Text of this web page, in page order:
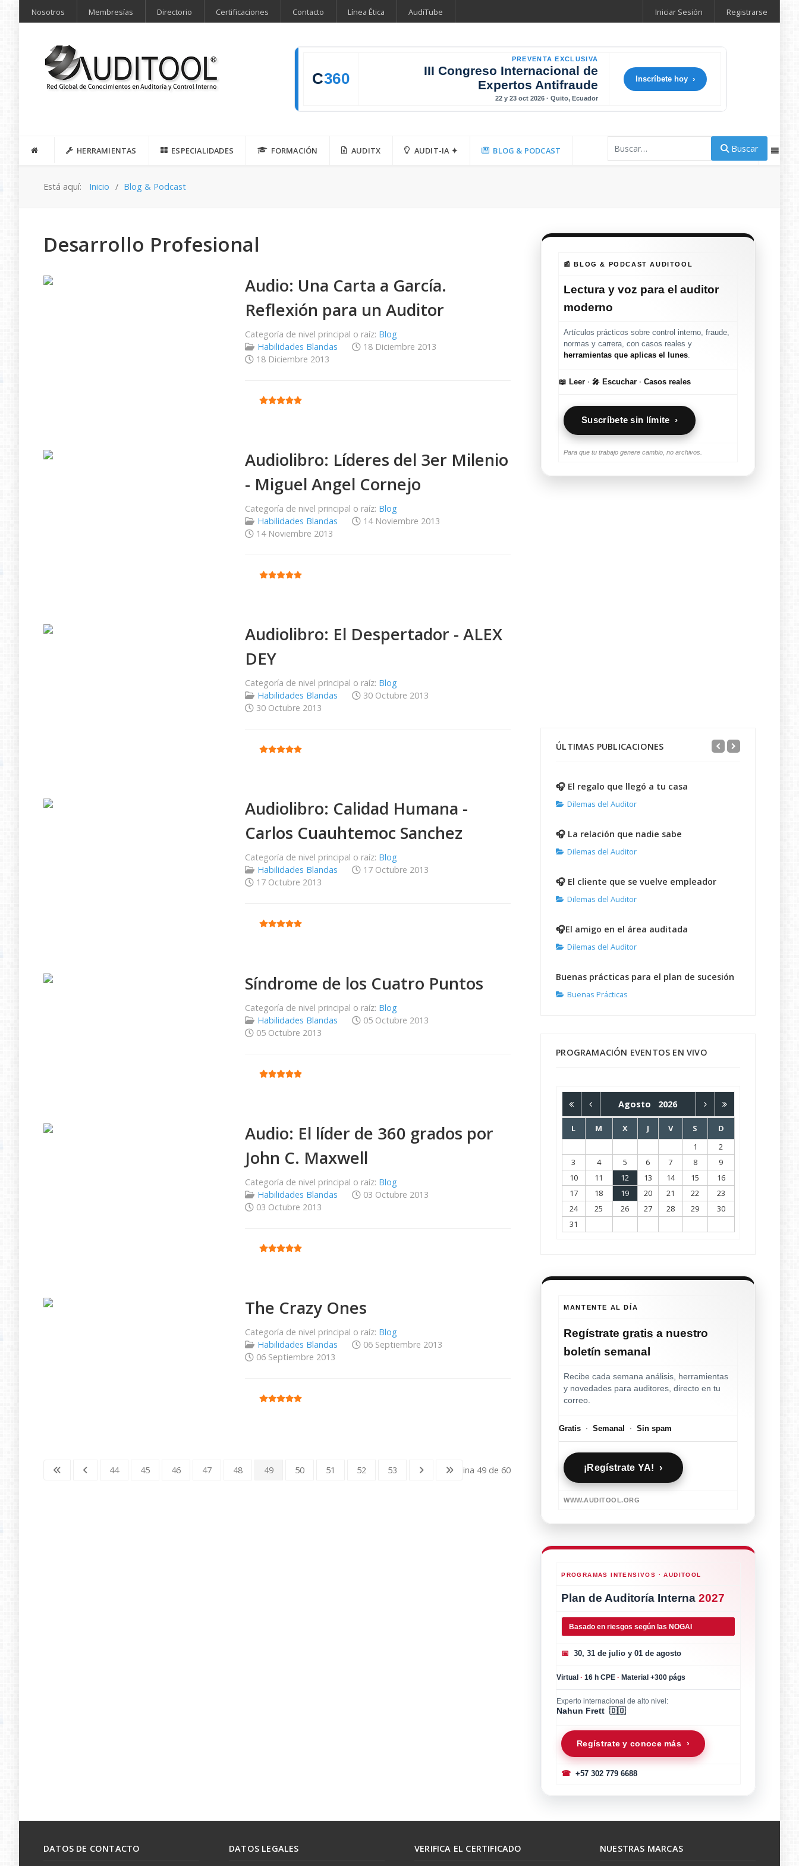
Nosotros Membresías Directorio Certificaciones Contacto Línea Ética AudiTube Iniciar Sesión Registrarse
C360
PREVENTA EXCLUSIVA
III Congreso Internacional de
Expertos Antifraude
22 y 23 oct 2026 · Quito, Ecuador
Inscríbete hoy ›
HERRAMIENTAS ESPECIALIDADES FORMACIÓN AUDITX AUDIT-IA ✦ BLOG & PODCAST Buscar
Está aquí: Inicio Blog & Podcast
Desarrollo Profesional
Audio: Una Carta a García.
Reflexión para un Auditor
Categoría de nivel principal o raíz: Blog
Habilidades Blandas
18 Diciembre 2013
18 Diciembre 2013
Audiolibro: Líderes del 3er Milenio
- Miguel Angel Cornejo
Categoría de nivel principal o raíz: Blog
Habilidades Blandas
14 Noviembre 2013
14 Noviembre 2013
Audiolibro: El Despertador - ALEX
DEY
Categoría de nivel principal o raíz: Blog
Habilidades Blandas
30 Octubre 2013
30 Octubre 2013
Audiolibro: Calidad Humana -
Carlos Cuauhtemoc Sanchez
Categoría de nivel principal o raíz: Blog
Habilidades Blandas
17 Octubre 2013
17 Octubre 2013
Síndrome de los Cuatro Puntos
Categoría de nivel principal o raíz: Blog
Habilidades Blandas
05 Octubre 2013
05 Octubre 2013
Audio: El líder de 360 grados por
John C. Maxwell
Categoría de nivel principal o raíz: Blog
Habilidades Blandas
03 Octubre 2013
03 Octubre 2013
The Crazy Ones
Categoría de nivel principal o raíz: Blog
Habilidades Blandas
06 Septiembre 2013
06 Septiembre 2013
Página 49 de 60
44 45 46 47 48 49 50 51 52 53
📰 BLOG & PODCAST AUDITOOL
Lectura y voz para el auditor
moderno
Artículos prácticos sobre control interno, fraude,
normas y carrera, con casos reales y
herramientas que aplicas el lunes
📖 Leer · 🎤 Escuchar · Casos reales
Suscríbete sin límite ›
Para que tu trabajo genere cambio, no archivos.
ÚLTIMAS PUBLICACIONES
🎧 El regalo que llegó a tu casa
Dilemas del Auditor
🎧 La relación que nadie sabe
Dilemas del Auditor
🎧 El cliente que se vuelve empleador
Dilemas del Auditor
🎧El amigo en el área auditada
Dilemas del Auditor
Buenas prácticas para el plan de sucesión
Buenas Prácticas
PROGRAMACIÓN EVENTOS EN VIVO
Agosto 2026
L M X J V S
D
1
2
3
4 5 6 7 8
9
10
11 12 13 14 15
16
17
18 19 20 21 22
23
24
25 26 27 28 29
30
31
MANTENTE AL DÍA
Regístrategratis a nuestro
boletín semanal
Recibe cada semana análisis, herramientas
y novedades para auditores, directo en tu
correo.
Gratis · Semanal · Sin spam
¡Regístrate YA! ›
WWW.AUDITOOL.ORG
PROGRAMAS INTENSIVOS · AUDITOOL
Plan de Auditoría Interna2027
Basado en riesgos según las NOGAI
📅 30, 31 de julio y 01 de agosto
Virtual· 16 h CPE· Material +300 págs
Experto internacional de alto nivel:
Nahun Frett 🇩🇴
Regístrate y conoce más ›
☎ +57 302 779 6688
DATOS DE CONTACTO DATOS LEGALES VERIFICA EL CERTIFICADO NUESTRAS MARCAS